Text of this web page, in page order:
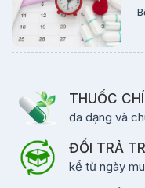
THUỐC
đa dạng và
ĐỔI TRẢ
kể từ ngày